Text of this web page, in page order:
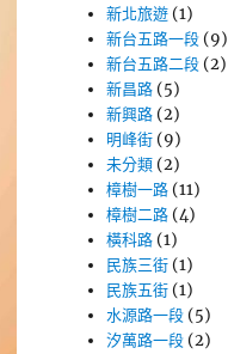
新北旅遊 (1)
新台五路一段 (9)
新台五路二段 (2)
新昌路 (5)
新興路 (2)
明峰街 (9)
未分類 (2)
樟樹一路 (11)
樟樹二路 (4)
橫科路 (1)
民族三街 (1)
民族五街 (1)
水源路一段 (5)
汐萬路一段 (2)